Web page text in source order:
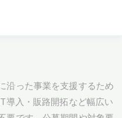
沿った事業を支援するため
導入・販路開拓など幅広い